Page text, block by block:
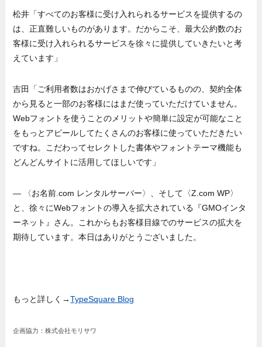
松井「すべてのお客様に受け入れられるサービスを提供するの
は、正直難しいものがあります。だからこそ、最大公約数のお
客様に受け入れられるサービスを徐々に提供していきたいと考
えています」
吉田「ご利用者数はおかげさまで伸びているものの、契約全体
から見ると一部のお客様にはまだ使っていただけていません。
Webフォントを使うことのメリットや簡単に設定が可能なこと
をもっとアピールしてたくさんのお客様に使っていただきたい
ですね。こだわってセレクトした書体やフォントテーマ機能も
どんどんサイトに活用してほしいです」
— 〈お名前.com レンタルサーバー〉、そして〈Z.com WP〉
と、徐々にWebフォントの導入を拡大されている『GMOインタ
ーネット』さん。これからもお客様目線でのサービスの拡大を
期待しています。本日はありがとうございました。
もっと詳しく→TypeSquare Blog
企画協力：株式会社モリサワ